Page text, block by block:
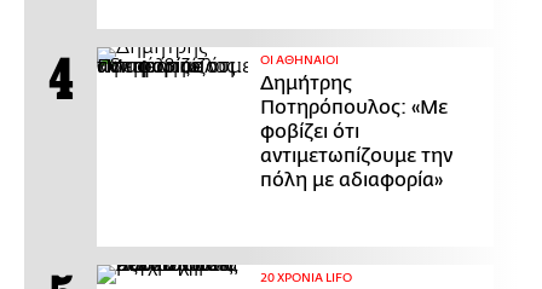
ΟΙ ΑΘΗΝΑΙΟΙ
Δημήτρης
Ποτηρόπουλος: «Με
φοβίζει ότι
αντιμετωπίζουμε την
πόλη με αδιαφορία»
20 ΧΡΟΝΙΑ LIFO